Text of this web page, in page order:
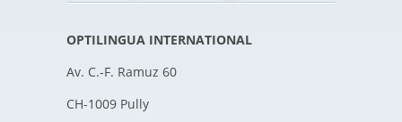
OPTILINGUA INTERNATIONAL
Av. C.-F. Ramuz 60
CH-1009 Pully